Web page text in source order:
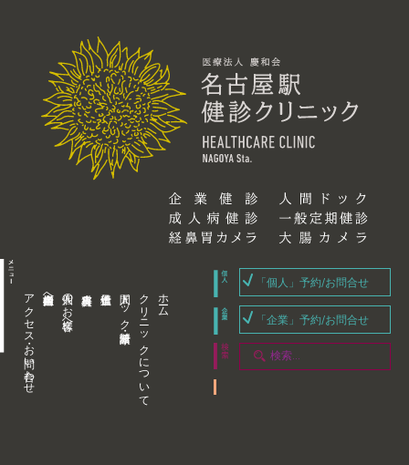
アクセス・お問い合わせ 企業内担当者様へ 個人のお客様へ 人間ドック・健康診断 クリニックについて ホーム
「個人」予約/お問合せ
「企業」予約/お問合せ